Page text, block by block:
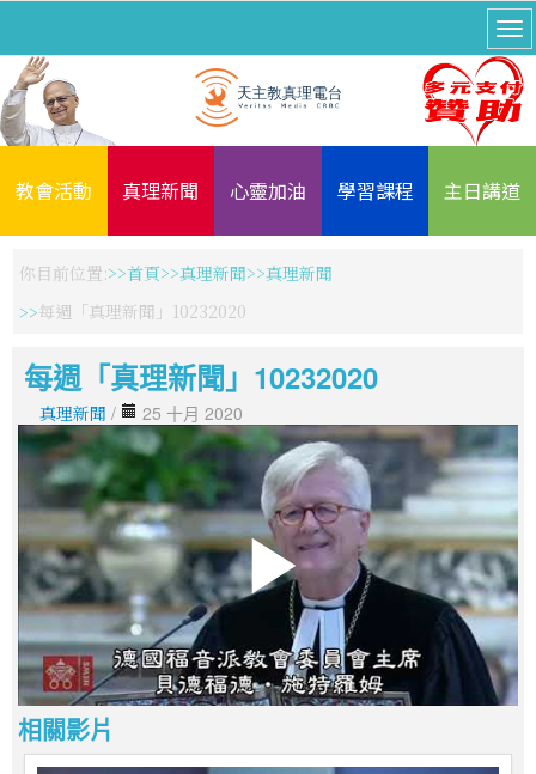
教會活動 真理新聞 心靈加油 學習課程 主日講道
你目前位置: 首頁 真理新聞
真理新聞
每週「真理新聞」10232020
每週「真理新聞」10232020
真理新聞 / 25 十月 2020
相關影片